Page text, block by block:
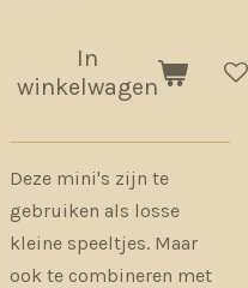
In
winkelwagen
Deze mini's zijn te
gebruiken als losse
kleine speeltjes. Maar
ook te combineren met